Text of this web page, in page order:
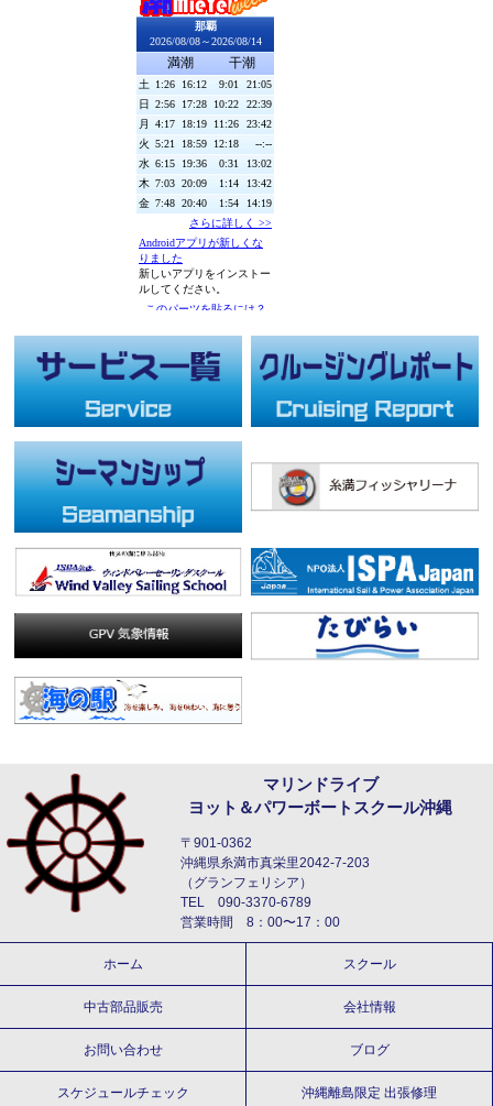
マリンドライブ
ヨット＆パワーボートスクール沖縄
〒901-0362
沖縄県糸満市真栄里2042-7-203
（グランフェリシア）
TEL 090-3370-6789
営業時間 8：00〜17：00
ホーム スクール
中古部品販売 会社情報
お問い合わせ ブログ
スケジュールチェック 沖縄離島限定 出張修理